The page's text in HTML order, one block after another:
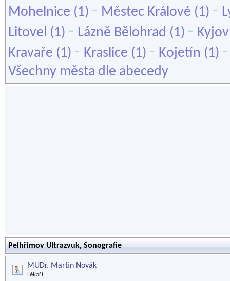
Mohelnice (1) - Městec Králové (1) -
Litovel (1) - Lázně Bělohrad (1) - Kyjov
Kravaře (1) - Kraslice (1) - Kojetín (1)
Všechny města dle abecedy
Pelhřimov Ultrazvuk, Sonografie
MUDr. Martin Novák
Lékaři